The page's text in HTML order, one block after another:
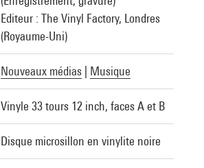
Editeur : The Vinyl Factory, Londres
(Royaume-Uni)
Nouveaux médias Musique
Vinyle 33 tours 12 inch, faces A et B
Disque microsillon en vinylite noire